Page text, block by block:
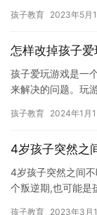
篇文…
孩子教育 2023年5月
怎样改掉孩子
孩子爱玩游戏是一
来解决的问题。玩
何改掉…
孩子教育 2024年1月1
4岁孩子突然之
4岁孩子突然之间
个叛逆期,也可能是
孩子教育 2023年3月